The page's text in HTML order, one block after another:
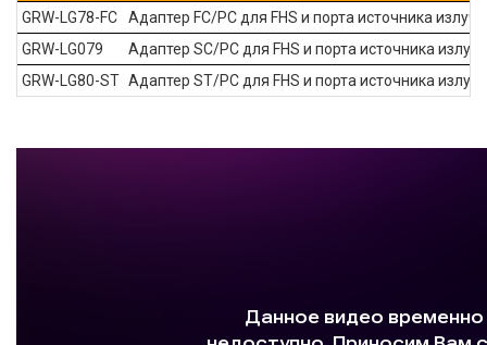
GRW-LG78-FC
Адаптер FC/PC для FHS и порта источника
GRW-LG079
Адаптер SC/PC для FHS и порта источника
GRW-LG80-ST Адаптер ST/PC для FHS и порта источника